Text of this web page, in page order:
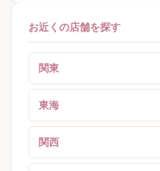
お近くの店舗を探す
関東
東海
関西